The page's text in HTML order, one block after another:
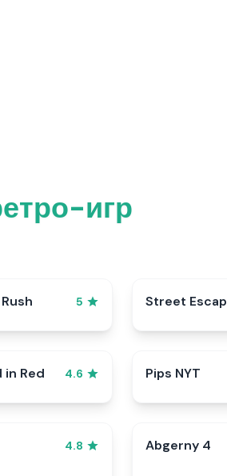
игр
5 Street
in Red 4.6 Pips NYT
4.8 Abgerny 4